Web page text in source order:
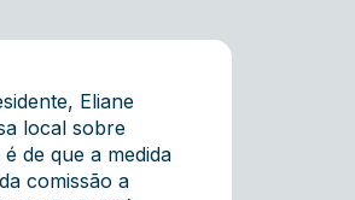
Eliane
local sobre
de que a medida
comissão a